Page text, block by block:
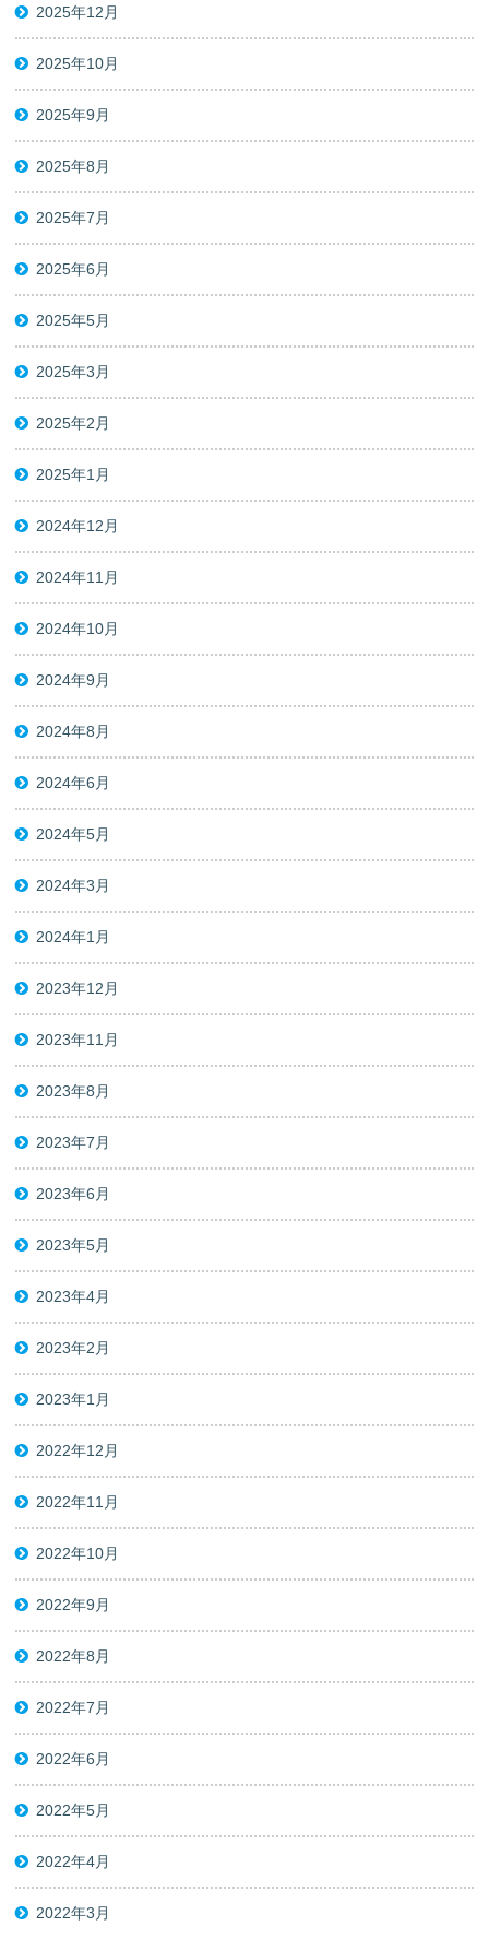
2025年12月
2025年10月
2025年9月
2025年8月
2025年7月
2025年6月
2025年5月
2025年3月
2025年2月
2025年1月
2024年12月
2024年11月
2024年10月
2024年9月
2024年8月
2024年6月
2024年5月
2024年3月
2024年1月
2023年12月
2023年11月
2023年8月
2023年7月
2023年6月
2023年5月
2023年4月
2023年2月
2023年1月
2022年12月
2022年11月
2022年10月
2022年9月
2022年8月
2022年7月
2022年6月
2022年5月
2022年4月
2022年3月